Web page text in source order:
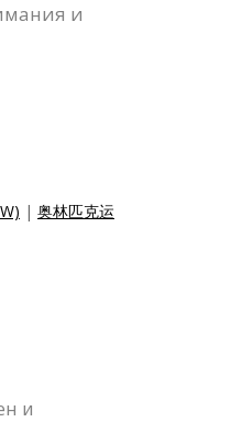
и
| 奥林匹克运
и